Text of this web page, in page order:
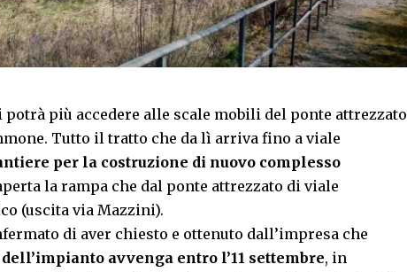
potrà più accedere alle scale mobili del ponte attrezzato
Tutto il tratto che da lì arriva fino a viale
per la costruzione di nuovo complesso
la rampa che dal ponte attrezzato di viale
(uscita via Mazzini).
di aver chiesto e ottenuto dall’impresa che
avvenga entro l’11 settembre, in